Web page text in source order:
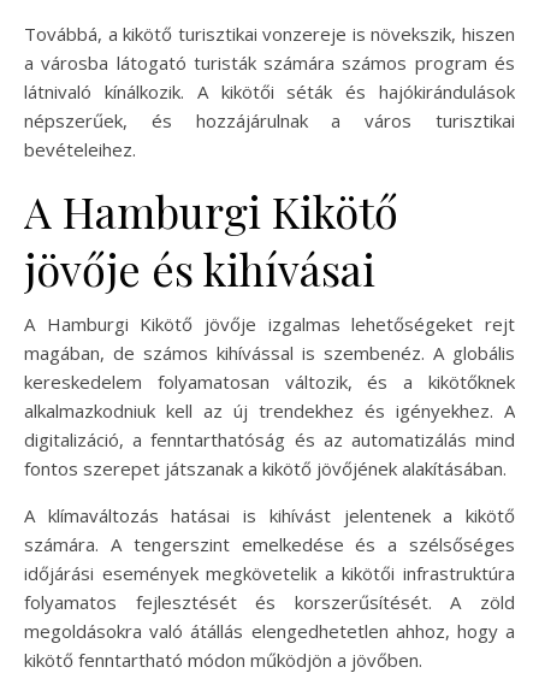
Továbbá, a kikötő turisztikai vonzereje is növekszik, hiszen
a városba látogató turisták számára számos program és
látnivaló kínálkozik. A kikötői séták és hajókirándulások
népszerűek, és hozzájárulnak a város turisztikai
bevételeihez.
A Hamburgi Kikötő
jövője és kihívásai
A Hamburgi Kikötő jövője izgalmas lehetőségeket rejt
magában, de számos kihívással is szembenéz. A globális
kereskedelem folyamatosan változik, és a kikötőknek
alkalmazkodniuk kell az új trendekhez és igényekhez. A
digitalizáció, a fenntarthatóság és az automatizálás mind
fontos szerepet játszanak a kikötő jövőjének alakításában.
A klímaváltozás hatásai is kihívást jelentenek a kikötő
számára. A tengerszint emelkedése és a szélsőséges
időjárási események megkövetelik a kikötői infrastruktúra
folyamatos fejlesztését és korszerűsítését. A zöld
megoldásokra való átállás elengedhetetlen ahhoz, hogy a
kikötő fenntartható módon működjön a jövőben.